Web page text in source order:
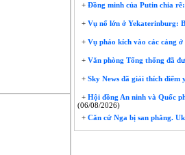
+Đồng minh của Putin chia rẽ:
+Vụ nổ lớn ở Yekaterinburg:
+Vụ pháo kích vào các cảng ở
+Văn phòng Tổng thống đã
+Sky News đã giải thích điểm
+Hội đồng An ninh và Quốc
(06/08/2026)
+Căn cứ Nga bị san phẳng.